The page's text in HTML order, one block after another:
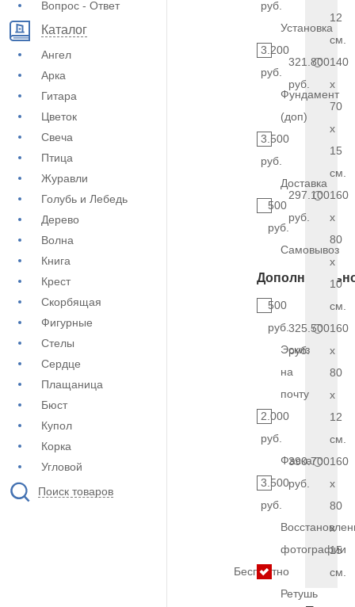
Вопрос - Ответ
Каталог
Ангел
Арка
Гитара
Цветок
Свеча
Птица
Журавли
Голубь и Лебедь
Дерево
Волна
Книга
Крест
Скорбящая
Фигурные
Стелы
Сердце
Плащаница
Бюст
Купол
Корка
Угловой
Поиск товаров
руб.
Установка
3.200
руб.
Фундамент
(доп)
3.500
руб.
Доставка
500
руб.
Самовывоз
500
руб.
Эскиз
на
почту
2.000
руб.
Фаска
3.500
руб.
фотографии
Бесплатно
Ретушь
12
см.
321.800
руб.
140
x
70
x
15
см.
297.100
руб.
160
x
80
x
10
см.
325.500
руб.
160
x
80
x
12
см.
390.700
руб.
160
x
80
x
15
см.